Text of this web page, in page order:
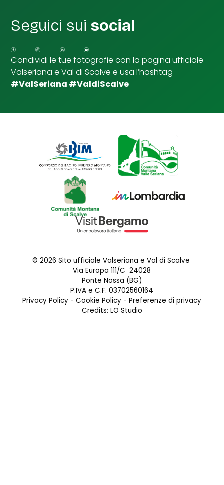
i
p
u
n
t
a
Seguici suisocial
Condividi le tue fotografie con la pagina ufficiale
Valseriana e Val di Scalve e usa l’hashtag
#ValSeriana #ValdiScalve
© 2026 Sito ufficiale Valseriana e Val di Scalve
Via Europa 111/C 24028
Ponte Nossa (BG)
P.IVA e C.F. 03702560164
Privacy Policy - Cookie Policy - Preferenze di privacy
Credits: LO Studio